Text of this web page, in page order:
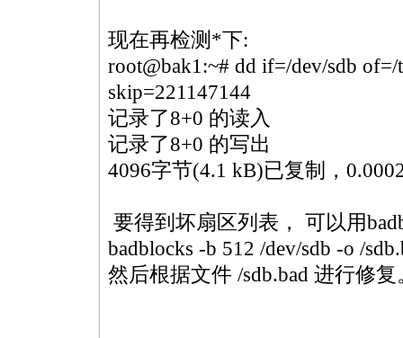
现在再检测 *下:
root@bak1:~# dd if=/dev/sdb
skip=221147144
记录了8+0 的读入
记录了8+0 的写出
4096字节(4.1 kB)已复制，
要得到坏扇区列表， 可以用
badblocks -b 512 /dev/sdb -o /sdb.
然后根据文件 /sdb.bad 进行修复